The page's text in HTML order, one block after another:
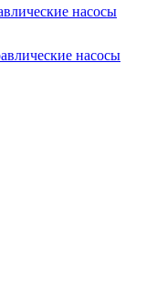
насосы
насосы